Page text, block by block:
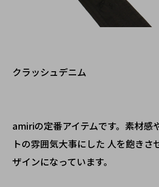
クラッシュデニム
amiriの定番アイテムです。素材感
トの雰囲気大事にした 人を飽きさ
ザインになっています。